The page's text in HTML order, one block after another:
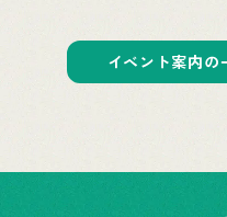
イベント案内の